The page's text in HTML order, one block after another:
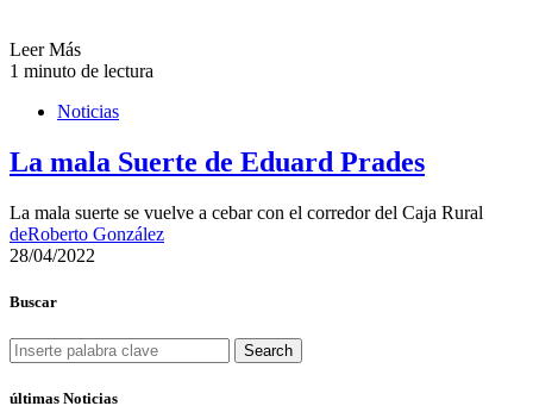
Leer Más
1 minuto de lectura
Noticias
La mala Suerte de Eduard Prades
La mala suerte se vuelve a cebar con el corredor del Caja Rural
deRoberto González
28/04/2022
Buscar
Search
últimas Noticias